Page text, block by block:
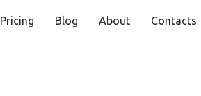
Pricing Blog About Contacts